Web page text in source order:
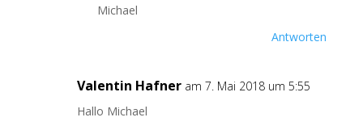
Michael
Antworten
Valentin Hafner am 7. Mai 2018 um 5:55
Hallo Michael